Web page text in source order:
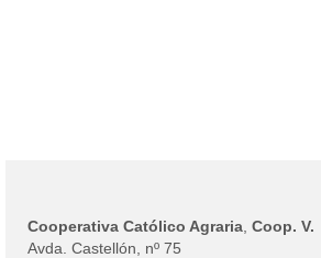
Cooperativa Católico Agraria Coop. V.
Avda. Castellón, nº 75